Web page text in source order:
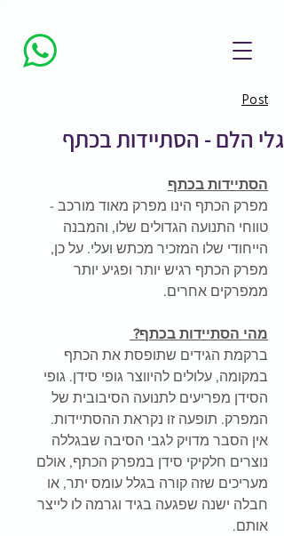
Post
גלי הלם - הסתיידות בכתף
הסתיידות בכתף
מפרק הכתף הינו מפרק מאוד מורכב -
טווחי התנועה הגדולים שלו, והמבנה
הייחודי שלו המזכיר מכתש ועלי. על כן,
מפרק הכתף רגיש יותר ופגיע יותר
ממפרקים אחרים.
מהי הסתיידות בכתף?
ברקמת הגידים שתופסת את הכתף
במקומה, עלולים להיווצר גופי סידן. גופי
הסידן מפריעים לתנועה הסיבובית של
המפרק. תופעה זו נקראת ההסתיידות.
אין הסבר מדויק לגבי הסיבה שבגללה
נוצרים חלקיקי סידן במפרק הכתף, אולם
מעריכים שזה קורה בגלל עומס יתר, או
חבלה ישנה שפגעה בגיד וגרמה לו לייצר
אותם.